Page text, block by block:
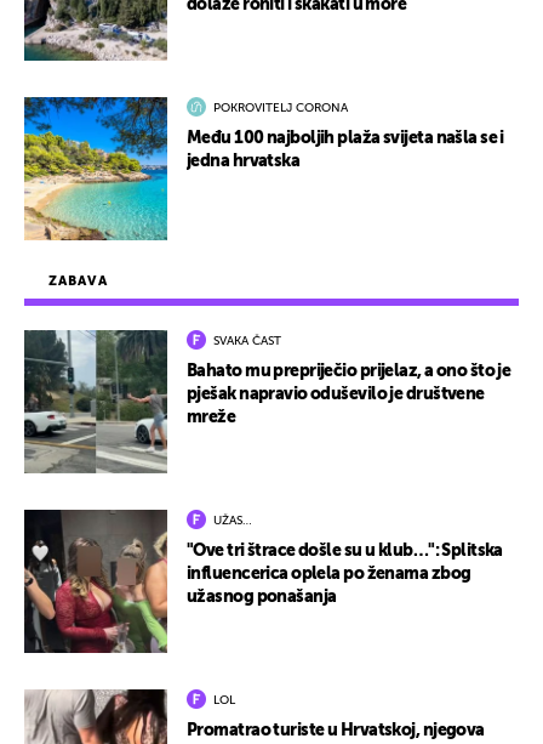
ZABAVA
SVAKA ČAST
Bahato mu prepriječio prijelaz, a ono što je
pješak napravio oduševilo je društvene
mreže
UŽAS…
"Ove tri štrace došle su u klub…": Splitska
influencerica oplela po ženama zbog
užasnog ponašanja
LOL
Promatrao turiste u Hrvatskoj, njegova
dolaze roniti i skakati u more
POKROVITELJ CORONA
Među 100 najboljih plaža svijeta našla se i
jedna hrvatska